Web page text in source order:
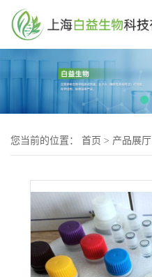
您当前的位置： 首页 > 产品展厅